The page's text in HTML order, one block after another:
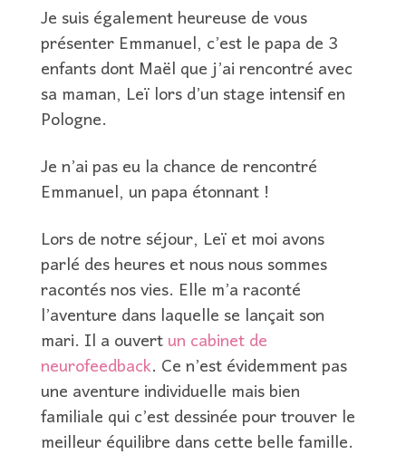
Je suis également heureuse de vous
présenter Emmanuel, c’est le papa de 3
enfants dont Maël que j’ai rencontré avec
sa maman, Leï lors d’un stage intensif en
Pologne.
Je n’ai pas eu la chance de rencontré
Emmanuel, un papa étonnant !
Lors de notre séjour, Leï et moi avons
parlé des heures et nous nous sommes
racontés nos vies. Elle m’a raconté
l’aventure dans laquelle se lançait son
mari. Il a ouvertun cabinet de
neurofeedback. Ce n’est évidemment pas
une aventure individuelle mais bien
familiale qui c’est dessinée pour trouver le
meilleur équilibre dans cette belle famille.